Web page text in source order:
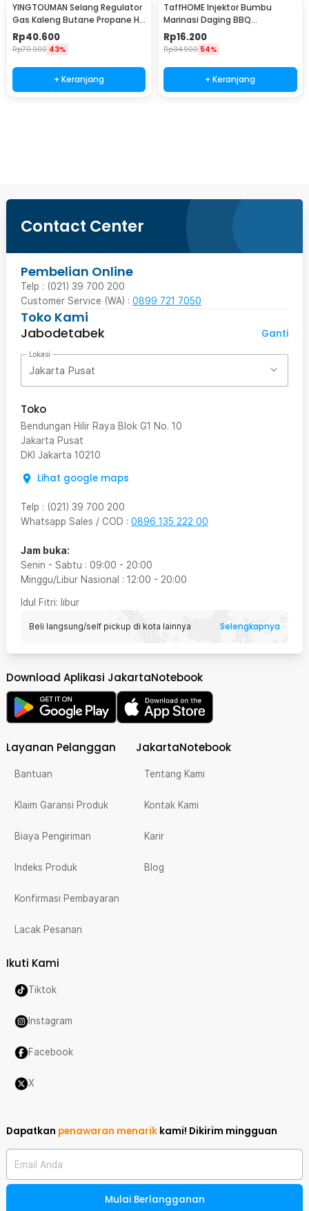
YINGTOUMAN Selang Regulator
Gas Kaleng Butane Propane Hi
Cook Outdoor - YTM-77
Rp40.600
Rp70.900 43%
+ Keranjang
TaffHOME Injektor Bumbu
Marinasi Daging BBQ
Seasoning Injector - HC117
Rp16.200
Rp34.900 54%
+ Keranjang
Contact Center
Pembelian Online
Telp : (021) 39 700 200
Customer Service (WA) : 0899 721 7050
Toko Kami
Jabodetabek
Ganti
Lokasi
Jakarta Pusat
Toko
Bendungan Hilir Raya Blok G1 No. 10
Jakarta Pusat
DKI Jakarta 10210
Lihat google maps
Telp : (021) 39 700 200
Whatsapp Sales / COD : 0896 135 222 00
Jam buka:
Senin - Sabtu : 09:00 - 20:00
Minggu/Libur Nasional : 12:00 - 20:00
Idul Fitri: libur
Beli langsung/self pickup di kota lainnya Selengkapnya
Download Aplikasi JakartaNotebook
Layanan Pelanggan
Bantuan
Klaim Garansi Produk
Biaya Pengiriman
Indeks Produk
Konfirmasi Pembayaran
Lacak Pesanan
JakartaNotebook
Tentang Kami
Kontak Kami
Karir
Blog
Ikuti Kami
Tiktok
Instagram
Facebook
X
Dapatkan penawaran menarik kami! Dikirim mingguan
Email Anda
Mulai Berlangganan